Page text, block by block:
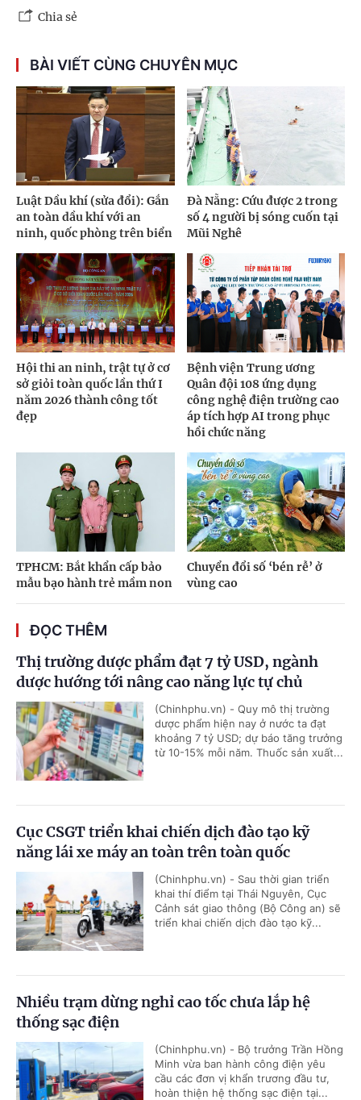
Chia sẻ
BÀI VIẾT CÙNG CHUYÊN MỤC
Luật Dầu khí (sửa đổi): Gắn
an toàn dầu khí với an
ninh, quốc phòng trên biển
Đà Nẵng: Cứu được 2 trong
số 4 người bị sóng cuốn tại
Mũi Nghê
Hội thi an ninh, trật tự ở cơ
sở giỏi toàn quốc lần thứ I
năm 2026 thành công tốt
đẹp
Bệnh viện Trung ương
Quân đội 108 ứng dụng
công nghệ điện trường cao
áp tích hợp AI trong phục
hồi chức năng
TPHCM: Bắt khẩn cấp bảo
mẫu bạo hành trẻ mầm non
Chuyển đổi số ‘bén rễ’ ở
vùng cao
ĐỌC THÊM
Thị trường dược phẩm đạt 7 tỷ USD, ngành
dược hướng tới nâng cao năng lực tự chủ
(Chinhphu.vn) - Quy mô thị trường
dược phẩm hiện nay ở nước ta đạt
khoảng 7 tỷ USD; dự báo tăng trưởng
từ 10-15% mỗi năm. Thuốc sản xuất...
Cục CSGT triển khai chiến dịch đào tạo kỹ
năng lái xe máy an toàn trên toàn quốc
(Chinhphu.vn) - Sau thời gian triển
khai thí điểm tại Thái Nguyên, Cục
Cảnh sát giao thông (Bộ Công an) sẽ
triển khai chiến dịch đào tạo kỹ...
Nhiều trạm dừng nghỉ cao tốc chưa lắp hệ
thống sạc điện
(Chinhphu.vn) - Bộ trưởng Trần Hồng
Minh vừa ban hành công điện yêu
cầu các đơn vị khẩn trương đầu tư,
hoàn thiện hệ thống sạc điện tại...